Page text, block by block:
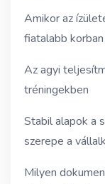
Amikor az
fiatalabb
Az agyi
tréningekben
Stabil alapok a
szerepe a
Milyen